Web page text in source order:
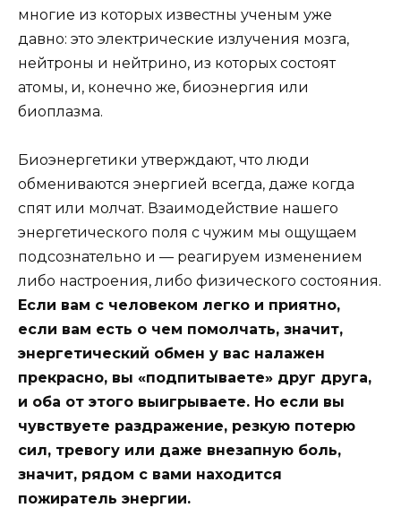
многие из которых известны ученым уже
давно: это электрические излучения мозга,
нейтроны и нейтрино, из которых состоят
атомы, и, конечно же, биоэнергия или
биоплазма.
Биоэнергетики утверждают, что люди
обмениваются энергией всегда, даже когда
спят или молчат. Взаимодействие нашего
энергетического поля с чужим мы ощущаем
подсознательно и — реагируем изменением
либо настроения, либо физического состояния.
Если вам с человеком легко и приятно,
если вам есть о чем помолчать, значит,
энергетический обмен у вас налажен
прекрасно, вы «подпитываете» друг друга,
и оба от этого выигрываете. Но если вы
чувствуете раздражение, резкую потерю
сил, тревогу или даже внезапную боль,
значит, рядом с вами находится
пожиратель энергии.